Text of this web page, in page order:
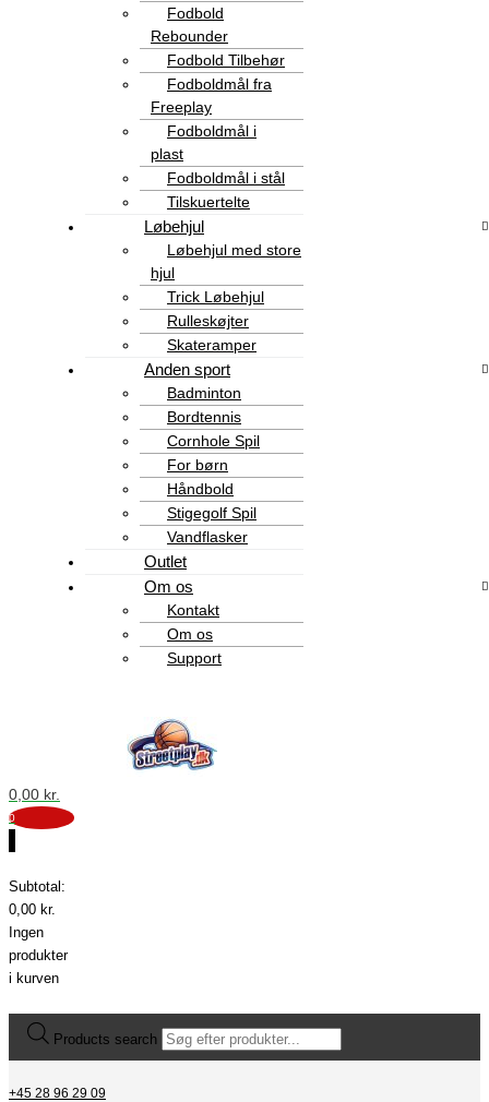
Fodbold
Rebounder
Fodbold Tilbehør
Fodboldmål fra
Freeplay
Fodboldmål i
plast
Fodboldmål i stål
Tilskuertelte
Løbehjul
Løbehjul med store
hjul
Trick Løbehjul
Rulleskøjter
Skateramper
Anden sport
Badminton
Bordtennis
Cornhole Spil
For børn
Håndbold
Stigegolf Spil
Vandflasker
Outlet
Om os
Kontakt
Om os
Support
0,00 kr.
0
Subtotal:
0,00 kr.
Ingen
produkter
i kurven
Products search
+45 28 96 29 09